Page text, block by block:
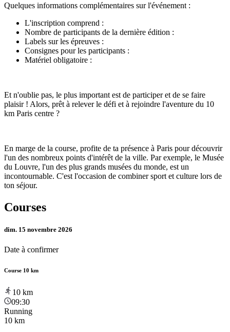
Quelques informations complémentaires sur l'événement :
L'inscription comprend :
Nombre de participants de la dernière édition :
Labels sur les épreuves :
Consignes pour les participants :
Matériel obligatoire :
Et n'oublie pas, le plus important est de participer et de se faire
plaisir ! Alors, prêt à relever le défi et à rejoindre l'aventure du 10
km Paris centre ?
En marge de la course, profite de ta présence à Paris pour découvrir
l'un des nombreux points d'intérêt de la ville. Par exemple, le Musée
du Louvre, l'un des plus grands musées du monde, est un
incontournable. C'est l'occasion de combiner sport et culture lors de
ton séjour.
Courses
dim. 15 novembre 2026
Date à confirmer
Course 10 km
10 km
09:30
Running
10 km